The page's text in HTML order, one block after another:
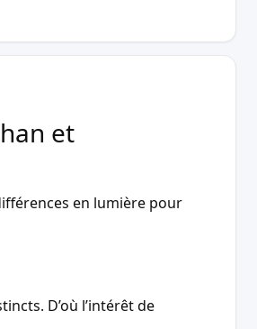
et
en lumière pour
D’où l’intérêt de